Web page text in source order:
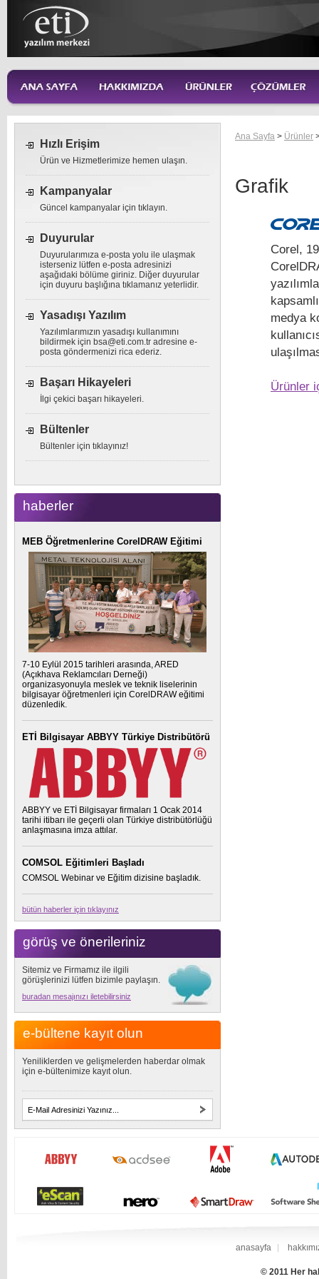
Ana Sayfa > Ürünler
Grafik
Corel,
medya
Ürünler
Hızlı Erişim
Ürün ve Hizmetlerimize hemen ulaşın.
Kampanyalar
Güncel kampanyalar için tıklayın.
Duyurular
Duyurularımıza e-posta yolu ile ulaşmak
isterseniz lütfen e-posta adresinizi
aşağıdaki bölüme giriniz. Diğer duyurular
için duyuru başlığına tıklamanız yeterlidir.
Yasadışı Yazılım
Yazılımlarımızın yasadışı kullanımını
bildirmek için bsa@eti.com.tr adresine e-
posta göndermenizi rica ederiz.
Başarı Hikayeleri
İlgi çekici başarı hikayeleri.
Bültenler
Bültenler için tıklayınız!
haberler
MEB Öğretmenlerine CorelDRAW Eğitimi
7-10 Eylül 2015 tarihleri arasında, ARED
(Açıkhava Reklamcıları Derneği)
organizasyonuyla meslek ve teknik liselerinin
bilgisayar öğretmenleri için CorelDRAW eğitimi
düzenledik.
ETİ Bilgisayar ABBYY Türkiye Distribütörü
ABBYY ve ETİ Bilgisayar firmaları 1 Ocak 2014
tarihi itibarı ile geçerli olan Türkiye distribütörlüğü
anlaşmasına imza attılar.
COMSOL Eğitimleri Başladı
COMSOL Webinar ve Eğitim dizisine başladık.
bütün haberler için tıklayınız
görüş ve önerileriniz
Sitemiz ve Firmamız ile ilgili
görüşlerinizi lütfen bizimle paylaşın.
buradan mesajınızı iletebilirsiniz
e-bültene kayıt olun
Yeniliklerden ve gelişmelerden haberdar olmak
için e-bültenimize kayıt olun.
anasayfa
© 2011 Her